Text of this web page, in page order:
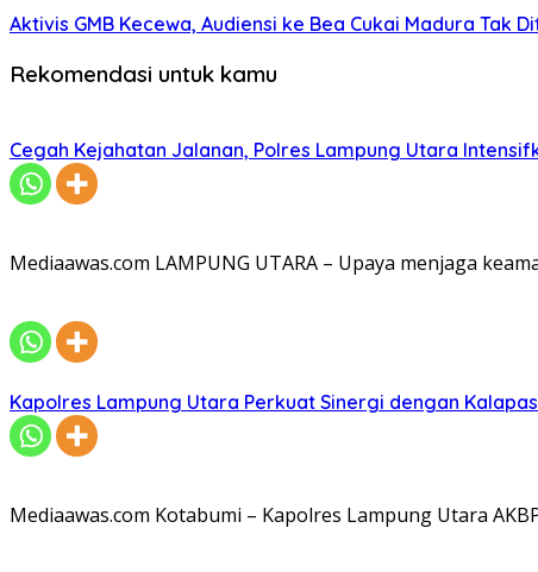
Aktivis GMB Kecewa, Audiensi ke Bea Cukai Madura Tak
Rekomendasi untuk kamu
Cegah Kejahatan Jalanan, Polres Lampung Utara
Mediaawas.com LAMPUNG UTARA – Upaya menjaga
Kapolres Lampung Utara Perkuat Sinergi dengan
Mediaawas.com Kotabumi – Kapolres Lampung Utara